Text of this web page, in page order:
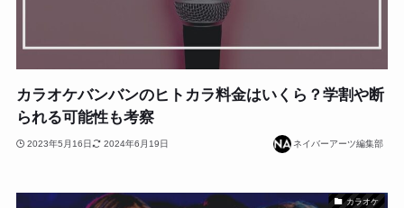
カラオケバンバンのヒトカラ料金はいくら？学割や断
られる可能性も考察
2023年5月16日 2024年6月19日 ネイバーアーツ編集部
カラオケ